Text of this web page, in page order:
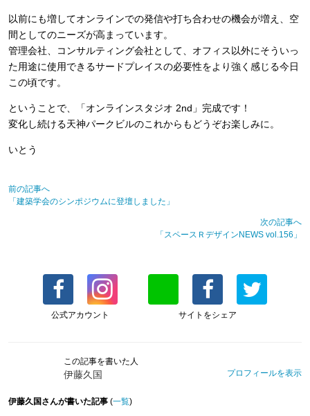
以前にも増してオンラインでの発信や打ち合わせの機会が増え、空
間としてのニーズが高まっています。
管理会社、コンサルティング会社として、オフィス以外にそういっ
た用途に使用できるサードプレイスの必要性をより強く感じる今日
この頃です。
ということで、「オンラインスタジオ 2nd」完成です！
変化し続ける天神パークビルのこれからもどうぞお楽しみに。
いとう
前の記事へ
「建築学会のシンポジウムに登壇しました」
次の記事へ
「スペースＲデザインNEWS vol.156」
公式アカウント サイトをシェア
この記事を書いた人
伊藤久国 プロフィールを表示
伊藤久国さんが書いた記事 (一覧)